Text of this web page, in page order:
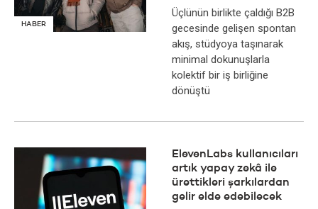
HABER
Üçlünün birlikte çaldığı B2B
gecesinde gelişen spontan
akış, stüdyoya taşınarak
minimal dokunuşlarla
kolektif bir iş birliğine
dönüştü
ElevenLabs kullanıcıları
artık yapay zekâ ile
ürettikleri şarkılardan
gelir elde edebilecek